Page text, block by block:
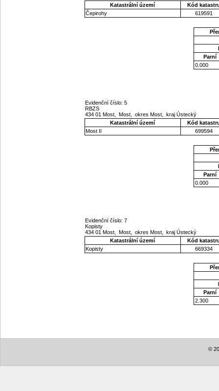
Katastrální území
Kód
Čepirohy
619591
Parní
0.000
Evidenční číslo: 5
RBZS
434 01 Most, Most, okres Most, kraj Ústecký
Katastrální území
Kód
Most II
699594
Parní
0.000
Evidenční číslo: 7
Kopisty
434 01 Most, Most, okres Most, kraj Ústecký
Katastrální území
Kód
Kopisty
669334
Parní
2.300
©